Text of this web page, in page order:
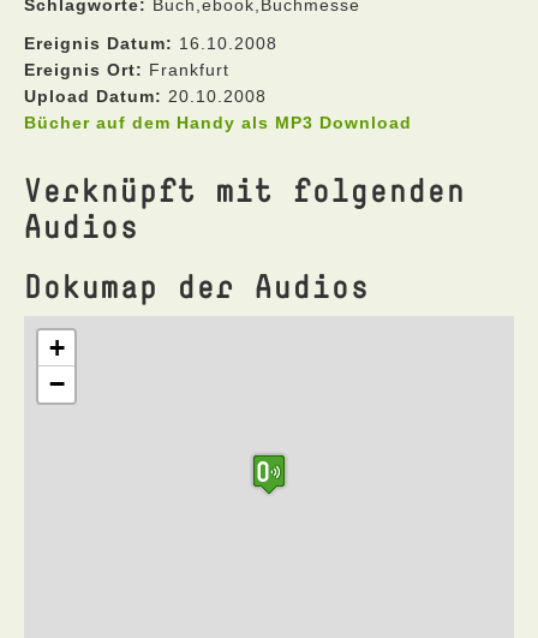
Schlagworte: Buch,ebook,Buchmesse
Ereignis Datum: 16.10.2008
Ereignis Ort: Frankfurt
Upload Datum: 20.10.2008
Bücher auf dem Handy als MP3 Download
Verknüpft mit folgenden
Audios
Dokumap der Audios